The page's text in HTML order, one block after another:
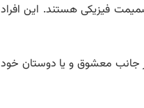
فیزیکی هستند. این افراد
جانب معشوق و یا دوستان خود